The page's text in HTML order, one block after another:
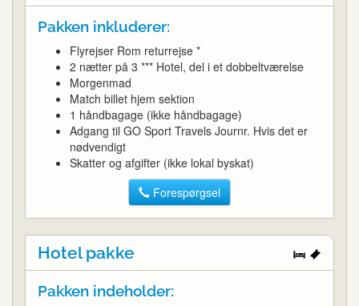
Pakken inkluderer:
Flyrejser Rom returrejse *
2 nætter på 3 *** Hotel, del i et dobbeltværelse
Morgenmad
Match billet hjem sektion
1 håndbagage (ikke håndbagage)
Adgang til GO Sport Travels Journr. Hvis det er
nødvendigt
Skatter og afgifter (ikke lokal byskat)
Forespørgsel
Hotel pakke
Pakken indeholder: